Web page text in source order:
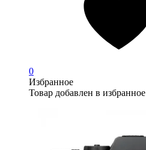
0
Избранное
Товар добавлен в избранное